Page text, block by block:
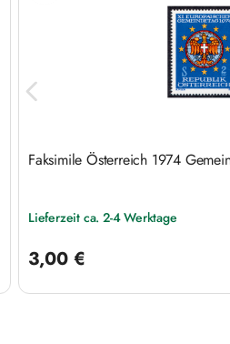
Faksimile Österreich 1974
Lieferzeit ca. 2-4 Werktage
3,00 €